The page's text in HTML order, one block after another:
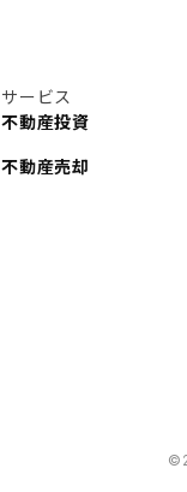
サービス
不動産投資
不動産売却